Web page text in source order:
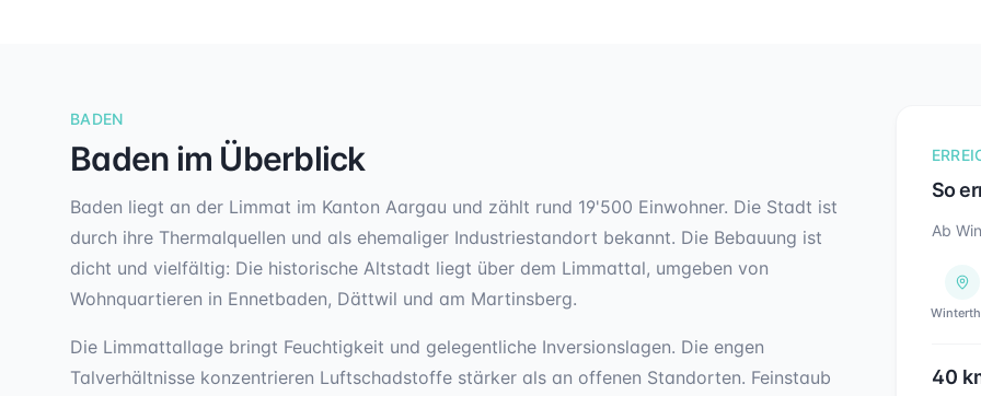
BADEN
Baden im Überblick
Baden liegt an der Limmat im Kanton Aargau und zählt rund 19'500 Einwohner. Die Stadt ist
durch ihre Thermalquellen und als ehemaliger Industriestandort bekannt. Die Bebauung ist
dicht und vielfältig: Die historische Altstadt liegt über dem Limmattal, umgeben von
Wohnquartieren in Ennetbaden, Dättwil und am Martinsberg.
Die Limmattallage bringt Feuchtigkeit und gelegentliche Inversionslagen. Die engen
Talverhältnisse konzentrieren Luftschadstoffe stärker als an offenen Standorten. Feinstaub
So
Ab
40